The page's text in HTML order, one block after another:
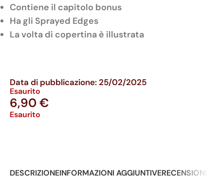
Contiene il capitolo bonus
Ha gli Sprayed Edges
La volta di copertina è illustrata
Data di pubblicazione: 25/02/2025
Esaurito
6,90€
Esaurito
DESCRIZIONEINFORMAZIONI AGGIUNTIVERECENSIONI